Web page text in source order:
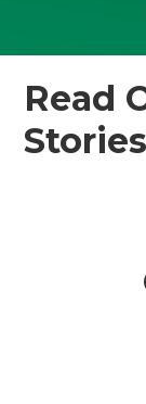
Read
Stories